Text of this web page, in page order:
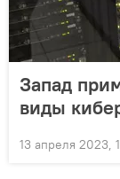
Запад
виды
13 апреля 2023,